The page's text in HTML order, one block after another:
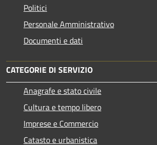
Politici
Personale Amministrativo
Documenti e dati
CATEGORIE DI SERVIZIO
Anagrafe e stato civile
Cultura e tempo libero
Imprese e Commercio
Catasto e urbanistica